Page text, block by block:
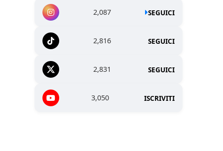
2,087 SEGUICI
2,816 SEGUICI
2,831 SEGUICI
3,050 ISCRIVITI